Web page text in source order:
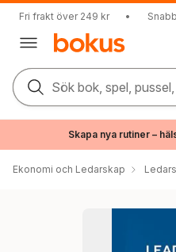
Fri frakt över 249 kr •
Sök bok, spel,
Skapa nya rutiner –
Ekonomi och Ledarskap